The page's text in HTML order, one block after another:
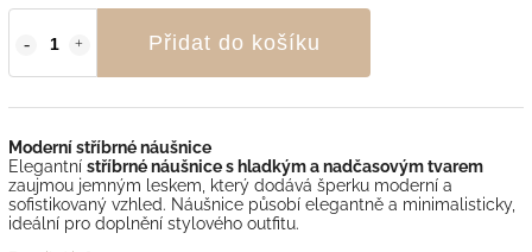
Přidat do košíku
Moderní stříbrné náušnice
Elegantní stříbrné náušnice s hladkým a nadčasovým tvarem
zaujmou jemným leskem, který dodává šperku moderní a
sofistikovaný vzhled. Náušnice působí elegantně a minimalisticky,
ideální pro doplnění stylového outfitu.